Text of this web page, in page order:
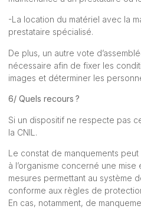
-La location du matériel avec la
prestataire spécialisé.
De plus, un autre vote
nécessaire afin de fixer les
images et déterminer les
6/ Quels recours ?
Si un dispositif ne respecte pas
la CNIL.
Le constat de manquements
à l’organisme concerné une
mesures permettant au système
conforme aux règles de
En cas, notamment, de